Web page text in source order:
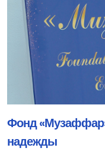
Фонд
надежды